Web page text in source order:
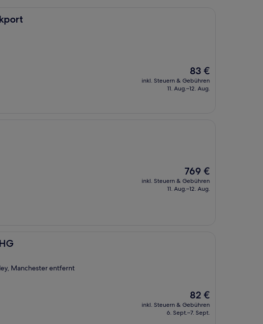
Der
Preis
beträgt
83 €
inkl. Steuern & Gebühren
11. Aug.–12. Aug.
Der
Preis
beträgt
769 €
inkl. Steuern & Gebühren
11. Aug.–12. Aug.
Manchester entfernt
Der
Preis
beträgt
82 €
inkl. Steuern & Gebühren
6. Sept.–7. Sept.